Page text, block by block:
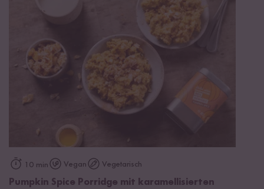
10 min Vegan Vegetarisch
Pumpkin Spice Porridge mit karamellisierten